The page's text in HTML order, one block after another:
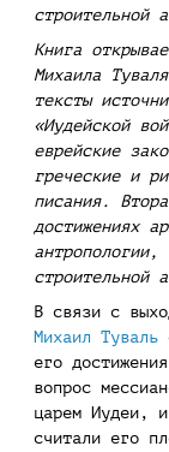
строительной
Книга
Михаила
тексты
«Иудейской
еврейские
греческие и
писания.
достижениях
антропологии,
строительной
В связи с
Михаил Туваль
его
вопрос
царем Иудеи,
считали его